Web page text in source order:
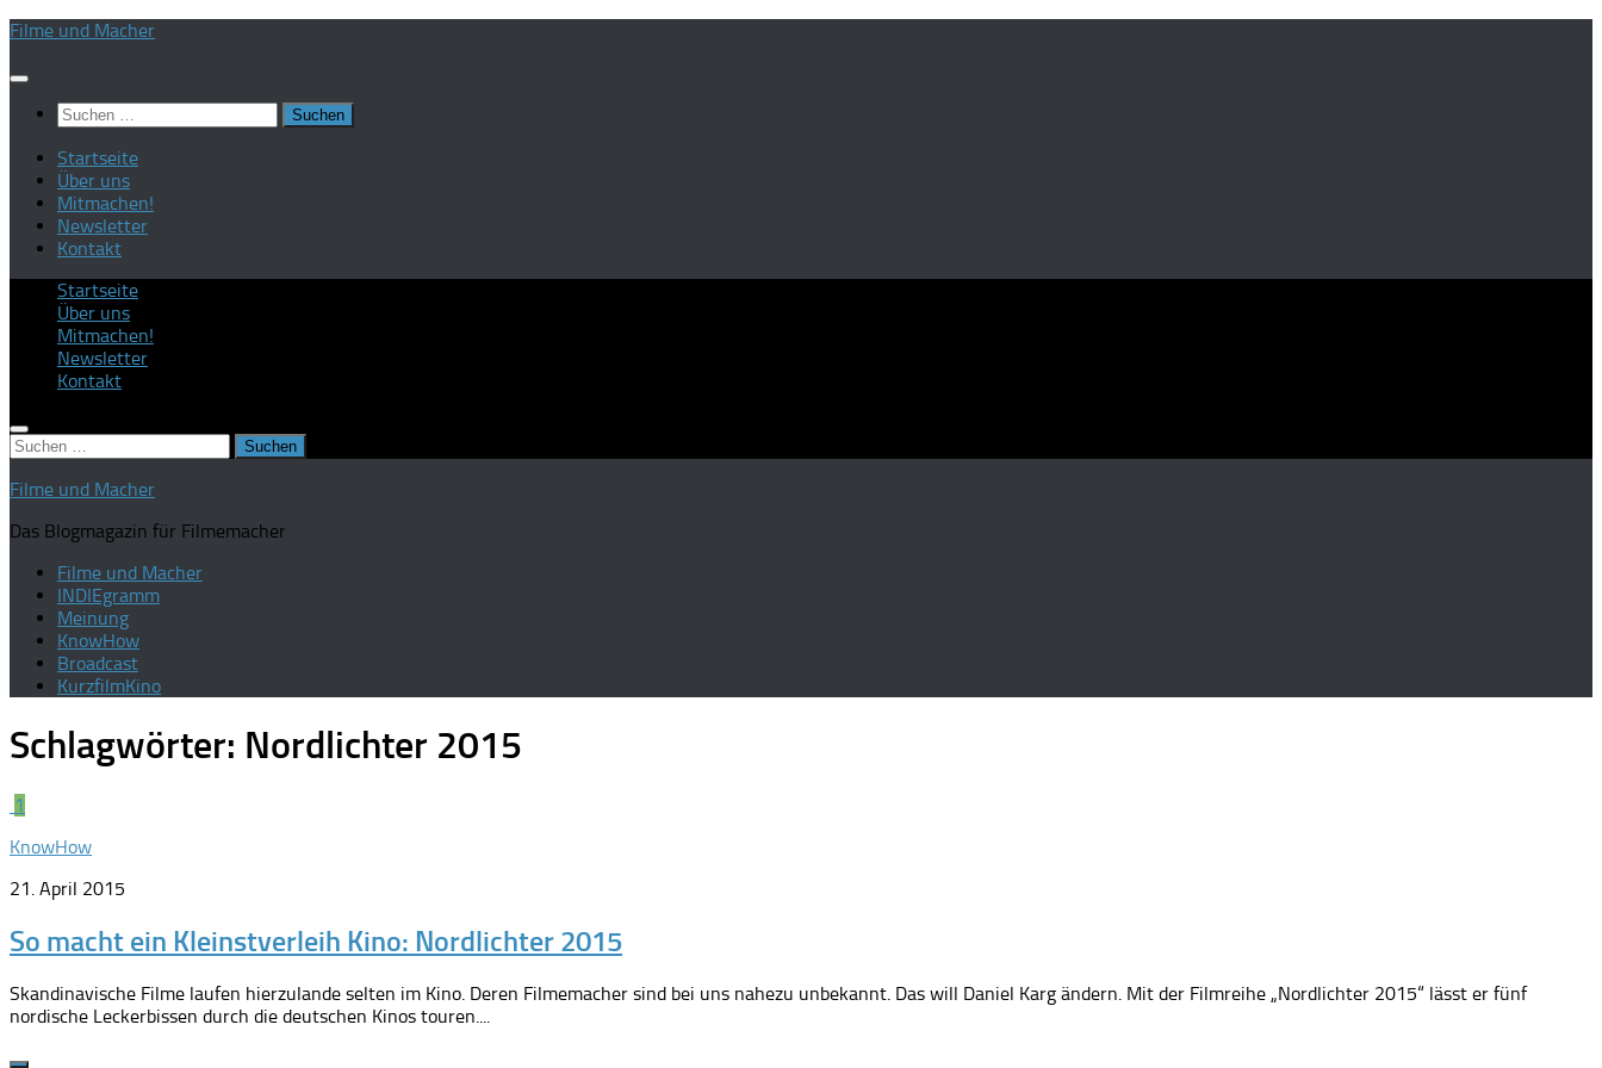
Zum
springen
Filme und Macher
Suchen
nach:
Startseite
Über uns
Mitmachen!
Newsletter
Kontakt
Startseite
Über uns
Mitmachen!
Newsletter
Kontakt
Suchen
nach:
Filme und Macher
Das Blogmagazin für Filmemacher
Filme und Macher
INDIEgramm
Meinung
KnowHow
Broadcast
KurzfilmKino
Schlagwörter: Nordlichter 2015
1
KnowHow
21. April 2015
So macht ein Kleinstverleih Kino: Nordlichter 2015
Skandinavische Filme laufen hierzulande selten im Kino. Deren Filmemacher sind bei uns nahezu unbekannt. Das will Daniel Karg ändern. Mit der Filmreihe „Nordlichter 2015“ lässt er fünf
nordische Leckerbissen durch die deutschen Kinos touren....